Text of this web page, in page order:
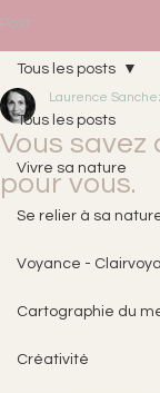
Post
Tous les posts
Vivre sa nature
Se relier à sa
Voyance -
Cartographie du
Créativité
Tous les posts
Vous savez
pour vous.
Laurence